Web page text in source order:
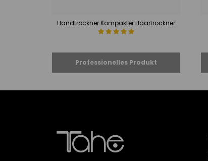
Handtrockner Kompakter Haartrockner